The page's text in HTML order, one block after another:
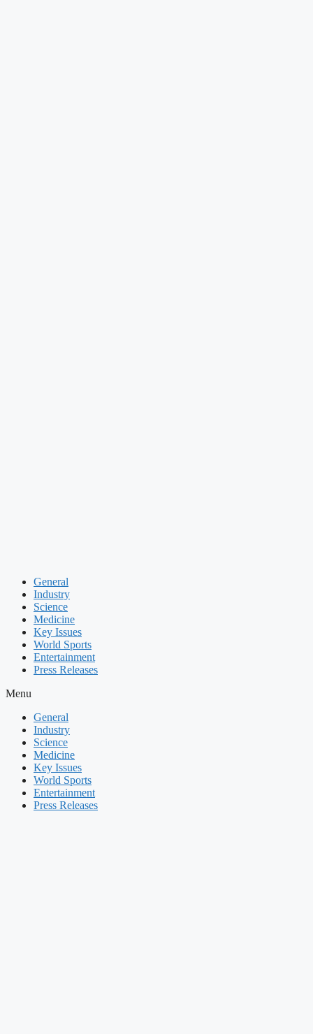
General
Industry
Science
Medicine
Key Issues
World Sports
Entertainment
Press Releases
Menu
General
Industry
Science
Medicine
Key Issues
World Sports
Entertainment
Press Releases